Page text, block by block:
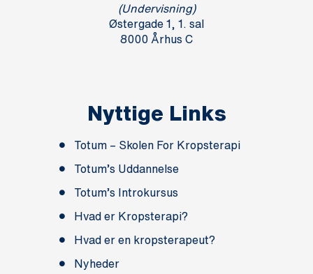
(Undervisning)
Østergade 1, 1. sal
8000 Århus C
Nyttige Links
Totum – Skolen For Kropsterapi
Totum’s Uddannelse
Totum’s Introkursus
Hvad er Kropsterapi?
Hvad er en kropsterapeut?
Nyheder